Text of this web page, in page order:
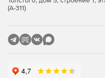
(А-311)